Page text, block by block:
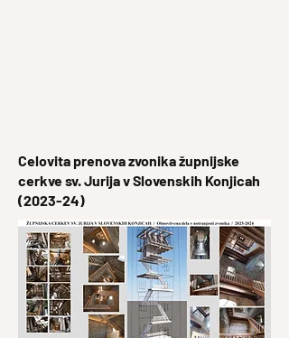
Celovita prenova zvonika župnijske
cerkve sv. Jurija v Slovenskih Konjicah
(2023-24)